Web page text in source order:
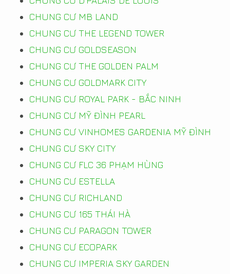
CHUNG CƯ MB LAND
CHUNG CƯ THE LEGEND TOWER
CHUNG CƯ GOLDSEASON
CHUNG CƯ THE GOLDEN PALM
CHUNG CƯ GOLDMARK CITY
CHUNG CƯ ROYAL PARK - BẮC NINH
CHUNG CƯ MỸ ĐÌNH PEARL
CHUNG CƯ VINHOMES GARDENIA MỸ ĐÌNH
CHUNG CƯ SKY CITY
CHUNG CƯ FLC 36 PHẠM HÙNG
CHUNG CƯ ESTELLA
CHUNG CƯ RICHLAND
CHUNG CƯ 165 THÁI HÀ
CHUNG CƯ PARAGON TOWER
CHUNG CƯ ECOPARK
CHUNG CƯ IMPERIA SKY GARDEN